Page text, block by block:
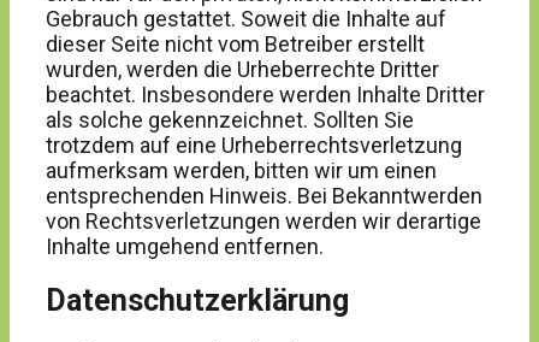
Gebrauch gestattet. Soweit die Inhalte auf
dieser Seite nicht vom Betreiber erstellt
wurden, werden die Urheberrechte Dritter
beachtet. Insbesondere werden Inhalte Dritter
als solche gekennzeichnet. Sollten Sie
trotzdem auf eine Urheberrechtsverletzung
aufmerksam werden, bitten wir um einen
entsprechenden Hinweis. Bei Bekanntwerden
von Rechtsverletzungen werden wir derartige
Inhalte umgehend entfernen.
Datenschutzerklärung